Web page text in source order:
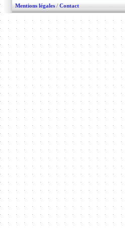
Mentions légales / Contact